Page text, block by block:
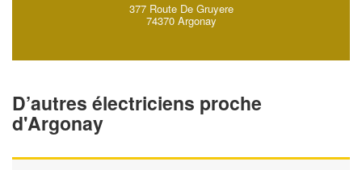
377 Route De Gruyere
74370 Argonay
D’autres électriciens proche
d'Argonay